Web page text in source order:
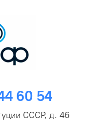
60 54
СССР, д. 46